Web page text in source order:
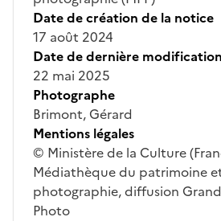
Date de création de la notice
17 août 2024
Date de dernière
22 mai 2025
Photographe
Brimont, Gérard
Mentions légales
© Ministère de la Culture
Médiathèque du patrimoine
photographie, diffusion
Photo